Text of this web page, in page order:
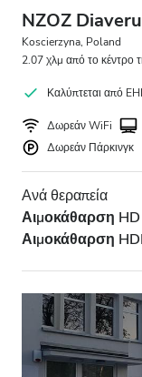
300+ EUR
Πρωί
Απόγευμα
Βράδυ
Βαθμολογία
Καλή
NZOZ
Koscierzyna, Poland
2.07 χλμ από το κέντρο
Καλύπτεται από
Δωρεάν WiFi
Δωρεάν Πάρκινγκ
Ανά θεραπεία
Αιμοκάθαρση
Αιμοκάθαρση